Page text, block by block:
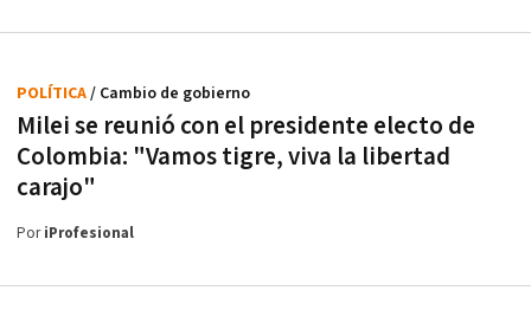
Milei se reunió con el presidente electo de
Colombia: "Vamos tigre, viva la libertad
carajo"
POLÍTICA/ Cambio de gobierno
PoriProfesional